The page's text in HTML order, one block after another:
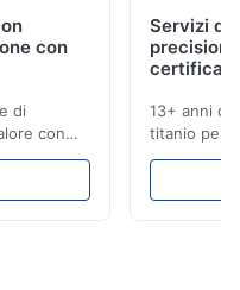
precise. The packaging
The service is also
con
di
con
Servizi di
certificati
13+ anni di
titanio per
mediche e
competitivi.